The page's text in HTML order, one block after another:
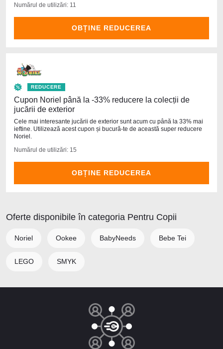
Numărul de utilizări: 11
OBȚINE REDUCEREA
REDUCERE
Cupon Noriel până la -33% reducere la colecții de
jucării de exterior
Cele mai interesante jucării de exterior sunt acum cu până la 33% mai
ieftine. Utilizează acest cupon și bucură-te de această super reducere
Noriel.
Numărul de utilizări: 15
OBȚINE REDUCEREA
Oferte disponibile în categoria Pentru Copii
Noriel Ookee BabyNeeds Bebe Tei
LEGO SMYK